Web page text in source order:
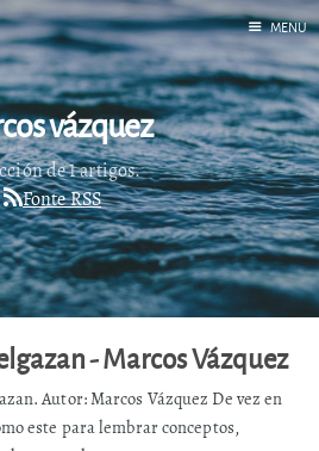
Inicio
Correr
Fediverso
Libros
Foto
Acerca de
MENU
vázquez
de 1 artigos.
Fonte RSS
- Marcos Vázquez
Autor: Marcos Vázquez De vez en
este para lembrar conceptos,